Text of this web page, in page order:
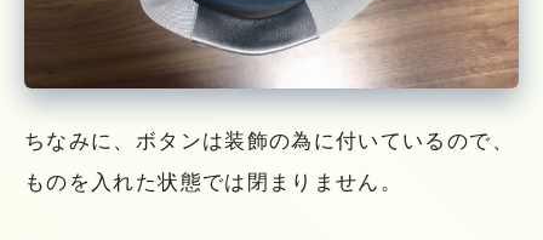
ちなみに、ボタンは装飾の為に付いているので、
ものを入れた状態では閉まりません。